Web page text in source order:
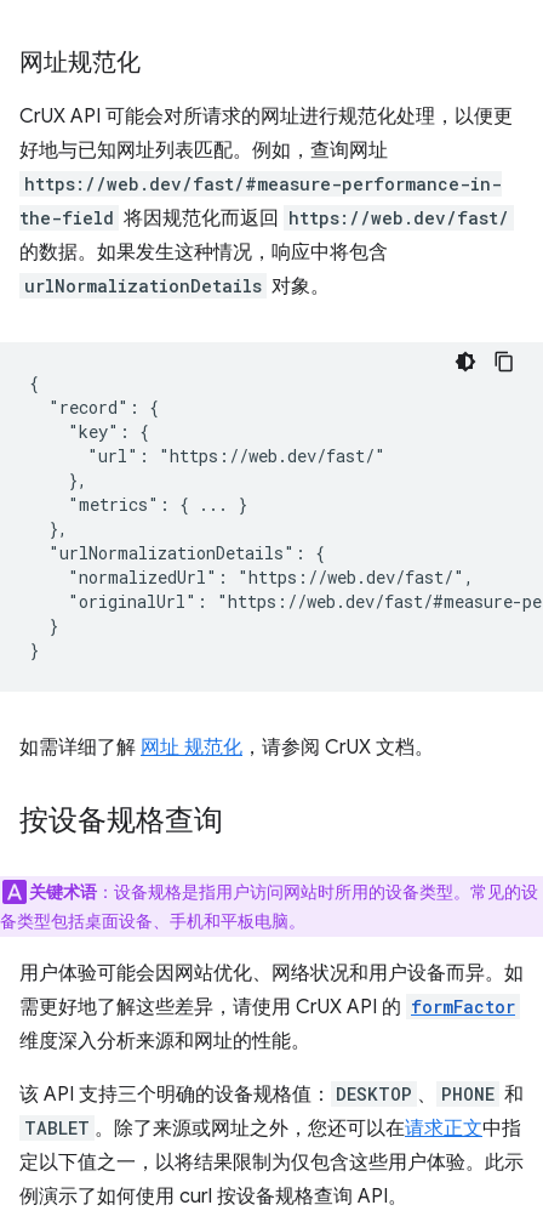
网址规范化
CrUX API 可能会对所请求的网址进行规范化处理，以便更
好地与已知网址列表匹配。例如，查询网址
https://web.dev/fast/#measure-performance-in-
the-field 将因规范化而返回 https://web.dev/fast/
的数据。如果发生这种情况，响应中将包含
urlNormalizationDetails 对象。
{
  "record": {
    "key": {
      "url": "https://web.dev/fast/"
    },
    "metrics": { ... }
  },
  "urlNormalizationDetails": {
    "normalizedUrl": "https://web.dev/fast/",
"originalUrl": "https://web.dev/fast/#measure-
  }
如需详细了解 网址 规范化 ，请参阅 CrUX 文档。
按设备规格查询
关键术语 ：设备规格是指用户访问网站时所用的设备类型。常见的设
备类型包括桌面设备、手机和平板电脑。
用户体验可能会因网站优化、网络状况和用户设备而异。如
需更好地了解这些差异，请使用 CrUX API 的 formFactor
维度深入分析来源和网址的性能。
该 API 支持三个明确的设备规格值： DESKTOP 、 PHONE 和
TABLET 。除了来源或网址之外，您还可以在请求正文中指
定以下值之一，以将结果限制为仅包含这些用户体验。此示
例演示了如何使用 curl 按设备规格查询 API。